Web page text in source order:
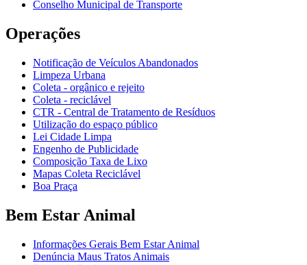
Conselho Municipal de Transporte
Operações
Notificação de Veículos Abandonados
Limpeza Urbana
Coleta - orgânico e rejeito
Coleta - reciclável
CTR - Central de Tratamento de Resíduos
Utilização do espaço público
Lei Cidade Limpa
Engenho de Publicidade
Composição Taxa de Lixo
Mapas Coleta Reciclável
Boa Praça
Bem Estar Animal
Informações Gerais Bem Estar Animal
Denúncia Maus Tratos Animais